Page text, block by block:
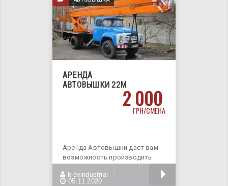
АРЕНДА
АВТОВЫШКИ 22М
2 000
ГРН/СМЕНА
Аренда Автовышки даст вам
возможность производить
работы,
kievindustrial
05.11.2020